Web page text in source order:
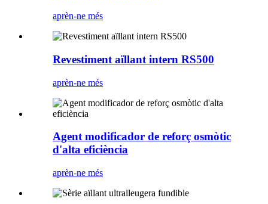
aprèn-ne més
Revestiment aïllant intern RS500
aprèn-ne més
Agent modificador de reforç osmòtic
d'alta eficiència
aprèn-ne més